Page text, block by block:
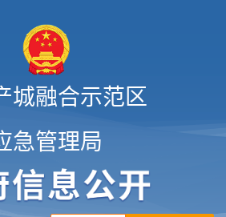
城融合示范区
急管理局